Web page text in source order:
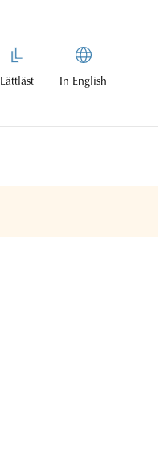
Lättläst In English